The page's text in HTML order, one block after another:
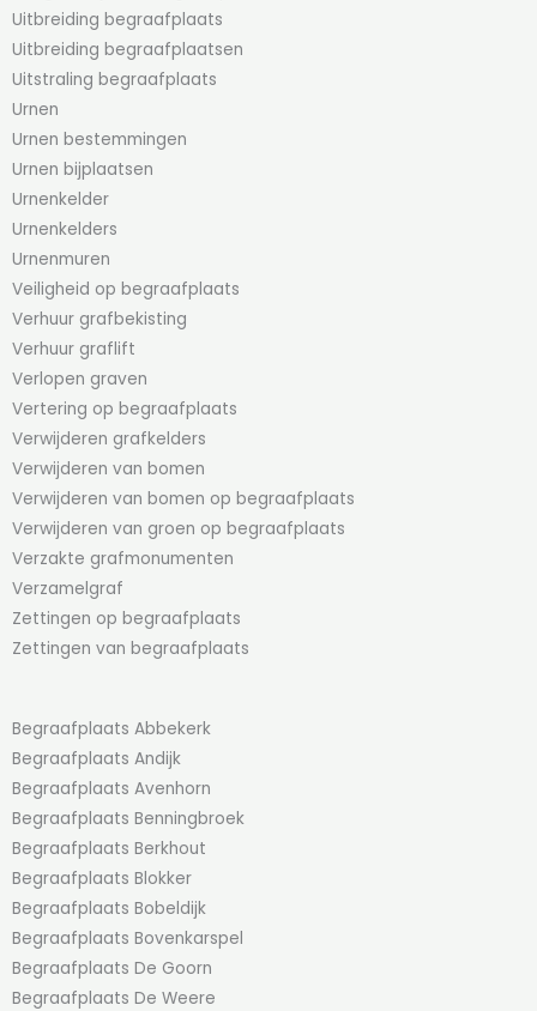
Uitbreiding begraafplaats
Uitbreiding begraafplaatsen
Uitstraling begraafplaats
Urnen
Urnen bestemmingen
Urnen bijplaatsen
Urnenkelder
Urnenkelders
Urnenmuren
Veiligheid op begraafplaats
Verhuur grafbekisting
Verhuur graflift
Verlopen graven
Vertering op begraafplaats
Verwijderen grafkelders
Verwijderen van bomen
Verwijderen van bomen op begraafplaats
Verwijderen van groen op begraafplaats
Verzakte grafmonumenten
Verzamelgraf
Zettingen op begraafplaats
Zettingen van begraafplaats
Begraafplaats Abbekerk
Begraafplaats Andijk
Begraafplaats Avenhorn
Begraafplaats Benningbroek
Begraafplaats Berkhout
Begraafplaats Blokker
Begraafplaats Bobeldijk
Begraafplaats Bovenkarspel
Begraafplaats De Goorn
Begraafplaats De Weere